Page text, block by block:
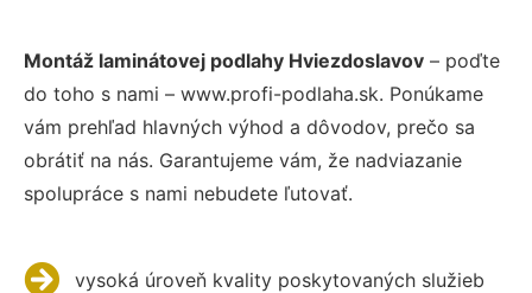
Montáž laminátovej podlahy Hviezdoslavov – poďte
do toho s nami – www.profi-podlaha.sk. Ponúkame
vám prehľad hlavných výhod a dôvodov, prečo sa
obrátiť na nás. Garantujeme vám, že nadviazanie
spolupráce s nami nebudete ľutovať.
vysoká úroveň kvality poskytovaných služieb